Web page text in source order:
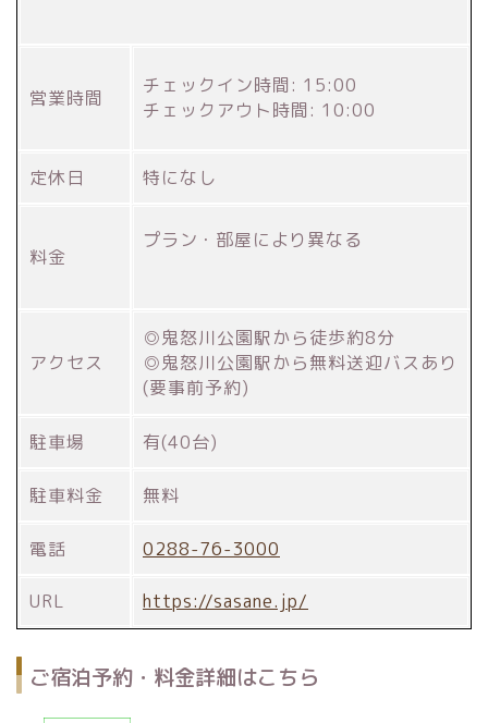
営業時間
チェックイン時間: 15:00
チェックアウト時間: 10:00
定休日 特になし
料金
プラン・部屋により異なる
アクセス
◎鬼怒川公園駅から徒歩約8分
◎鬼怒川公園駅から無料送迎バスあり
(要事前予約)
駐車場 有(40台)
駐車料金 無料
電話 0288-76-3000
URL https://sasane.jp/
ご宿泊予約・料金詳細はこちら